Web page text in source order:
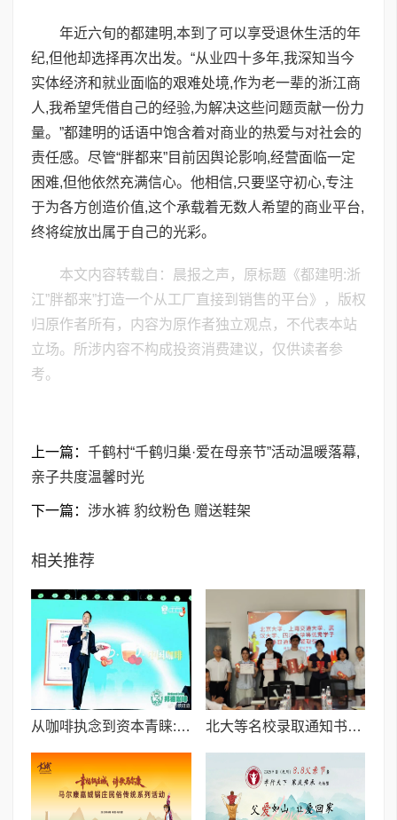
年近六旬的都建明,本到了可以享受退休生活的年
纪,但他却选择再次出发。“从业四十多年,我深知当今
实体经济和就业面临的艰难处境,作为老一辈的浙江商
人,我希望凭借自己的经验,为解决这些问题贡献一份力
量。”都建明的话语中饱含着对商业的热爱与对社会的
责任感。尽管“胖都来”目前因舆论影响,经营面临一定
困难,但他依然充满信心。他相信,只要坚守初心,专注
于为各方创造价值,这个承载着无数人希望的商业平台,
终将绽放出属于自己的光彩。
本文内容转载自：晨报之声，原标题《都建明:浙
江”胖都来”打造一个从工厂直接到销售的平台》，版权
归原作者所有，内容为原作者独立观点，不代表本站
立场。所涉内容不构成投资消费建议，仅供读者参
考。
上一篇： 千鹤村“千鹤归巢·爱在母亲节”活动温暖落幕,
亲子共度温馨时光
下一篇： 涉水裤 豹纹粉色 赠送鞋架
相关推荐
从咖啡执念到资本青睐:邦德咖啡创始人的差异化破局之路 北大等名校录取通知书送达仪式在喀什市特区实验学校暖心举行